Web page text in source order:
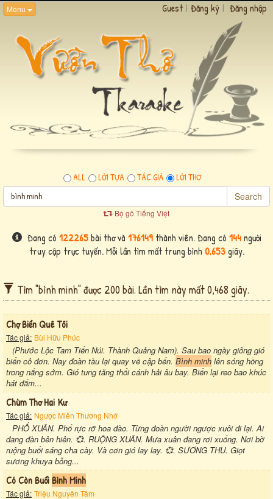
Menu Guest | Đăng ký | Đăng nhập
ALL LỜI TỰA TÁC GIẢ LỜI THƠ
Search
Bộ gõ Tiếng Việt
Đang có 122265bài thơ và 176149thành viên. Đang có 144người
truy cập trực tuyến. Mỗi lần tìm mất trung bình 0,653giây.
Tìm "bình minh" được 200 bài. Lần tìm này mất 0,468 giây.
Chợ Biển Quê Tôi
Tác giả: Bùi Hữu Phúc
(Phước Lộc Tam Tiến Núi. Thành Quảng Nam). Sau bao ngày giông gió
biển cô đơn. Nay đoàn tàu lại quay về cập bến. Bình minh lên sóng hồng
trong nắng sớm. Gió tung tăng thổi cánh hải âu bay. Biển lại reo bao khúc
hát đắm...
Chùm Thơ Hai Kư
Tác giả: Ngược Miền Thương Nhớ
PHỐ XUÂN. Phố rực rỡ hoa đào. Từng đoàn người ngược xuôi đi lại. Ai
đang đàn bên hiên. 💞. RUỘNG XUÂN. Mưa xuân đang rơi xuống. Nơi bờ
ruộng buổi sáng cha cày. Và cơn gió lay lay. 💞. SƯƠNG THU. Giọt
sương khuya bỗng...
Có Còn BuổiBình Minh
Tác giả: Triệu Nguyên Tâm